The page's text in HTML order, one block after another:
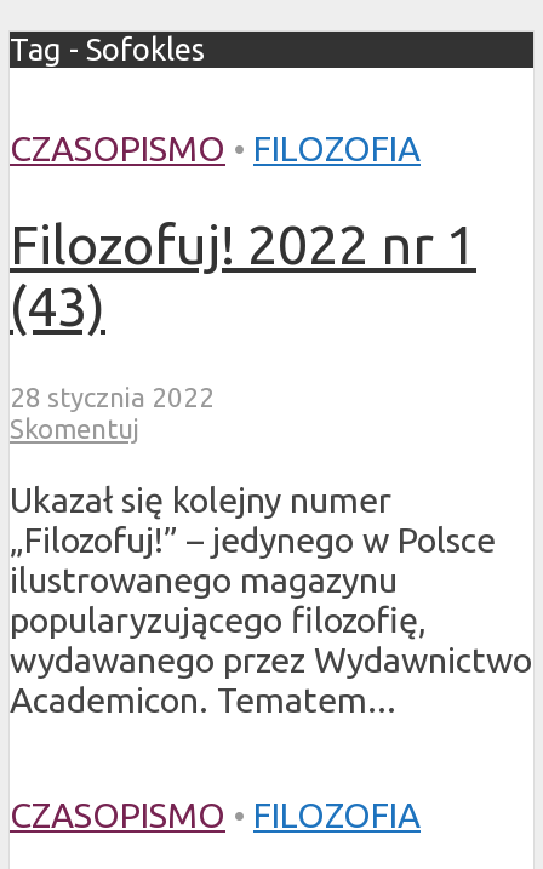
Tag - Sofokles
CZASOPISMO • FILOZOFIA
Filozofuj! 2022 nr 1
(43)
28 stycznia 2022
Skomentuj
Ukazał się kolejny numer
„Filozofuj!” – jedynego w Polsce
ilustrowanego magazynu
popularyzującego filozofię,
wydawanego przez Wydawnictwo
Academicon. Tematem...
CZASOPISMO • FILOZOFIA